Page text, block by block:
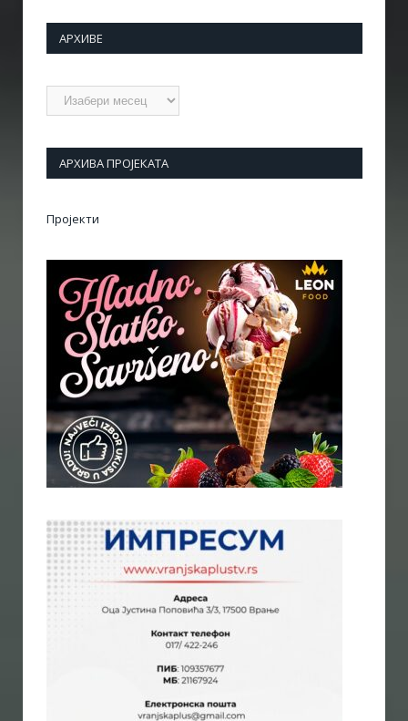
АРХИВЕ
Архиве
АРХИВА ПРОЈЕКАТА
Пројекти